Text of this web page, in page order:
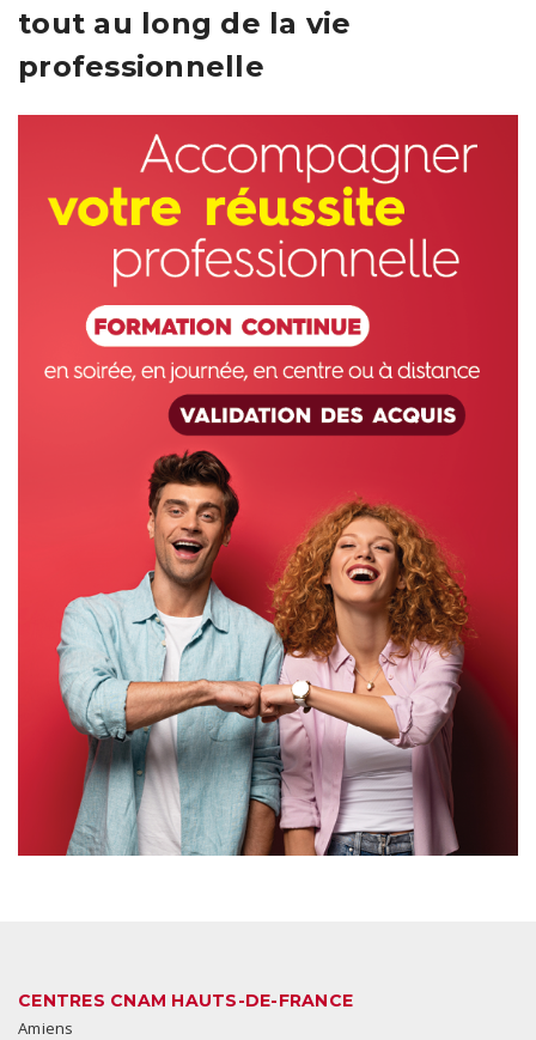
tout au long de la vie
professionnelle
CENTRES CNAM HAUTS-DE-FRANCE
Amiens